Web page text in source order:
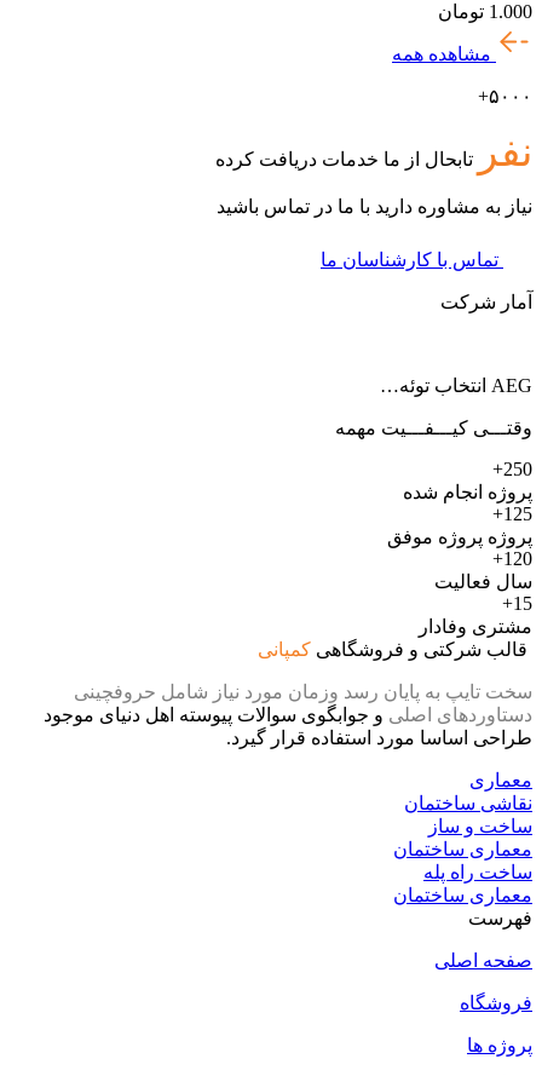
1.000 تومان
مشاهده همه
۵۰۰۰+
نفر تابحال از ما خدمات دریافت کرده
نیاز به مشاوره دارید با ما در تماس باشید
تماس با کارشناسان ما
آمار شرکت
AEG انتخاب توئه…
وقتـــی کیـــفـــیت مهمه
250+
پروژه انجام شده
125+
پروژه پروژه موفق
120+
سال فعالیت
15+
مشتری وفادار
قالب شرکتی و فروشگاهی کمپانی
سخت تایپ به پایان رسد وزمان مورد نیاز شامل حروفچینی
دستاوردهای اصلی و جوابگوی سوالات پیوسته اهل دنیای موجود
طراحی اساسا مورد استفاده قرار گیرد.
معماری
نقاشی ساختمان
ساخت و ساز
معماری ساختمان
ساخت راه پله
معماری ساختمان
فهرست
صفحه اصلی
فروشگاه
پروژه ها